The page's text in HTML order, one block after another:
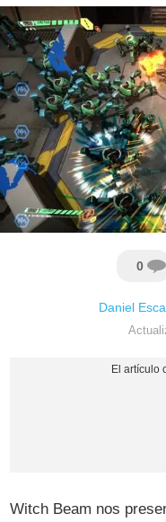
0
Daniel
Witch Beam nos